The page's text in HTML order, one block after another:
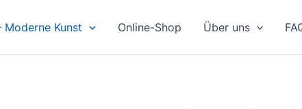
Moderne Kunst Online-Shop Über uns